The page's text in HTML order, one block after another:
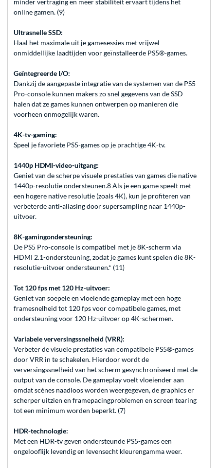
minder vertraging en meer stabiliteit ervaart tijdens het
online gamen. (9)
Ultrasnelle SSD:
Haal het maximale uit je gamesessies met vrijwel
onmiddellijke laadtijden voor geïnstalleerde PS5®-games.
Geïntegreerde I/O:
Dankzij de aangepaste integratie van de systemen van de PS5
Pro-console kunnen makers zo snel gegevens van de SSD
halen dat ze games kunnen ontwerpen op manieren die
voorheen onmogelijk waren.
4K-tv-gaming:
Speel je favoriete PS5-games op je prachtige 4K-tv.
1440p HDMI-video-uitgang:
Geniet van de scherpe visuele prestaties van games die native
1440p-resolutie ondersteunen.8 Als je een game speelt met
een hogere native resolutie (zoals 4K), kun je profiteren van
verbeterde anti-aliasing door supersampling naar 1440p-
uitvoer.
8K-gamingondersteuning:
De PS5 Pro-console is compatibel met je 8K-scherm via
HDMI 2.1-ondersteuning, zodat je games kunt spelen die 8K-
resolutie-uitvoer ondersteunen.* (11)
Tot 120 fps met 120 Hz-uitvoer:
Geniet van soepele en vloeiende gameplay met een hoge
framesnelheid tot 120 fps voor compatibele games, met
ondersteuning voor 120 Hz-uitvoer op 4K-schermen.
Variabele verversingssnelheid (VRR):
Verbeter de visuele prestaties van compatibele PS5®-games
door VRR in te schakelen. Hierdoor wordt de
verversingssnelheid van het scherm gesynchroniseerd met de
output van de console. De gameplay voelt vloeiender aan
omdat scènes naadloos worden weergegeven, de graphics er
scherper uitzien en framepacingproblemen en screen tearing
tot een minimum worden beperkt. (7)
HDR-technologie:
Met een HDR-tv geven ondersteunde PS5-games een
ongelooflijk levendig en levensecht kleurengamma weer.